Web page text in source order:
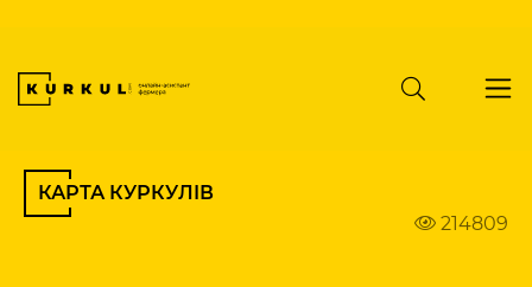
КАРТА КУРКУЛІВ
214809